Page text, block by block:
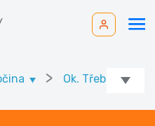
> Ok. Třebíč